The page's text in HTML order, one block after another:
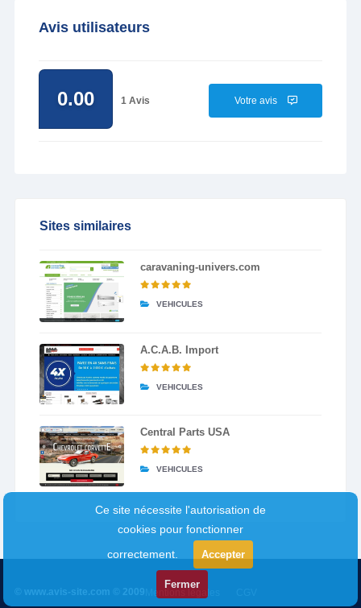
Avis utilisateurs
0.00 1 Avis Votre avis
Sites similaires
caravaning-univers.com
VEHICULES
A.C.A.B. Import
VEHICULES
Central Parts USA
VEHICULES
© www.avis-site.com © 2009
Ce site nécessite l'autorisation de
cookies pour fonctionner
correctement.
Accepter
Fermer